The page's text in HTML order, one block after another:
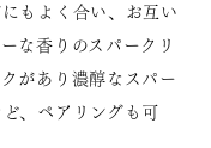
もよく合い、お互い
な香りのスパークリ
があり濃醇なスパー
、ペアリングも可